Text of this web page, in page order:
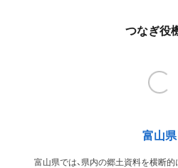
つなぎ役
富山県
富山県では、県内の郷土資料を横断